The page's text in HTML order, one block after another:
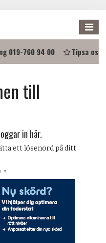
019-760 94 00 Tipsa oss
till
in här.
ett lösenord på ditt